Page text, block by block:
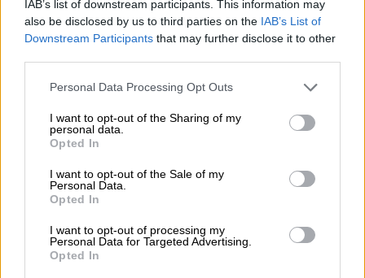
IAB’s list of downstream participants. This information may
also be disclosed by us to third parties on the IAB’s List of
Downstream Participants that may further disclose it to other
Personal Data Processing Opt Outs
I want to opt-out of the Sharing of my
personal data.
Opted In
I want to opt-out of the Sale of my
Personal Data.
Opted In
I want to opt-out of processing my
Personal Data for Targeted Advertising.
Opted In
Crece la pederastia, el virus más letal
Adrian Lyne...
Sara Lauper
Más artículos de este autor
sábado, 4 de julio de 2020